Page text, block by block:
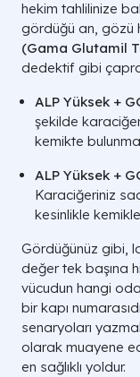
hekim tahlilinize
gördüğü an, gözü
(Gama Glutamil
dedektif gibi
ALP Yüksek +
şekilde
kemikte
ALP Yüksek +
Karaciğeriniz
kesinlikle
Gördüğünüz gibi,
değer tek başına
vücudun hangi
bir kapı
senaryoları
olarak muayene
en sağlıklı yoldur.